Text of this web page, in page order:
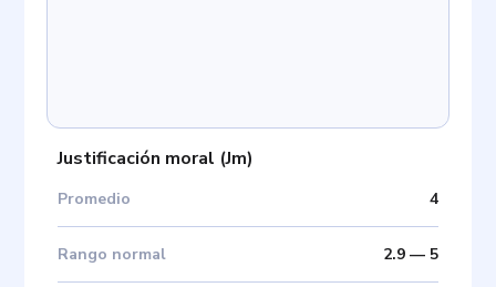
Justificación moral (Jm)
Promedio 4
Rango normal 2.9— 5